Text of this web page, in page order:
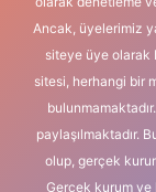
Ancak, üyelerimiz
siteye üye olarak
sitesi, herhangi bir
paylaşılmaktadır.
olup, gerçek
Gerçek kurum ve